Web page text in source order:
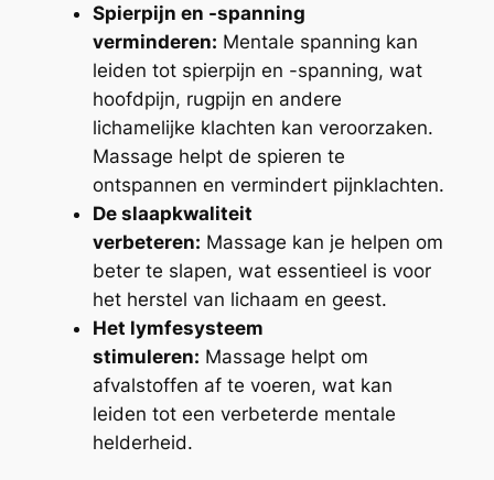
Spierpijn en -spanning
verminderen: Mentale spanning kan
leiden tot spierpijn en -spanning, wat
hoofdpijn, rugpijn en andere
lichamelijke klachten kan veroorzaken.
Massage helpt de spieren te
ontspannen en vermindert pijnklachten.
De slaapkwaliteit
verbeteren: Massage kan je helpen om
beter te slapen, wat essentieel is voor
het herstel van lichaam en geest.
Het lymfesysteem
stimuleren: Massage helpt om
afvalstoffen af te voeren, wat kan
leiden tot een verbeterde mentale
helderheid.